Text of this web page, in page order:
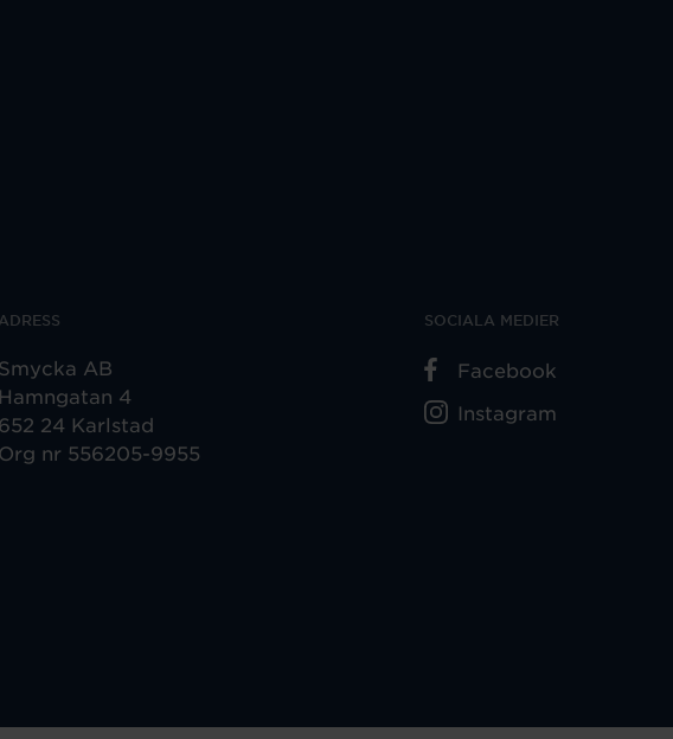
ADRESS
Smycka AB
Hamngatan 4
652 24 Karlstad
Org nr 556205-9955
SOCIALA MEDIER
Facebook
Instagram